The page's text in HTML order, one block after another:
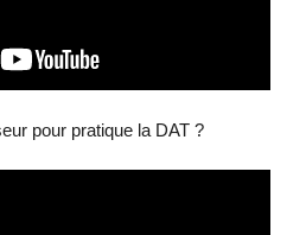
pour pratique la DAT ?